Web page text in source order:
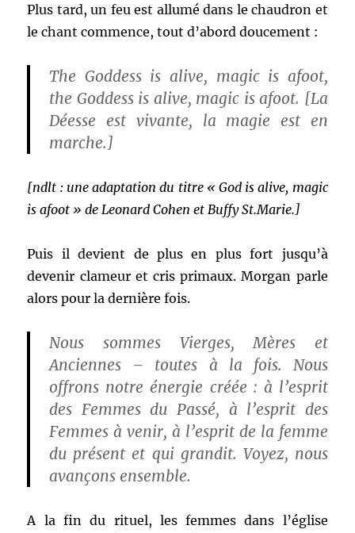
Plus tard, un feu est allumé dans le chaudron et
le chant commence, tout d’abord doucement :
The Goddess is alive, magic is afoot,
the Goddess is alive, magic is afoot. [La
Déesse est vivante, la magie est en
marche.]
[ndlt : une adaptation du titre « God is alive, magic
is afoot » de Leonard Cohen et Buffy St.Marie.]
Puis il devient de plus en plus fort jusqu’à
devenir clameur et cris primaux. Morgan parle
alors pour la dernière fois.
Nous sommes Vierges, Mères et
Anciennes – toutes à la fois. Nous
offrons notre énergie créée : à l’esprit
des Femmes du Passé, à l’esprit des
Femmes à venir, à l’esprit de la femme
du présent et qui grandit. Voyez, nous
avançons ensemble.
A la fin du rituel, les femmes dans l’église